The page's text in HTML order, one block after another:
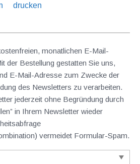
drucken
monatlichen E-Mail-
der Bestellung gestatten Sie uns,
E-Mail-Adresse zum Zwecke der
des Newsletters zu verarbeiten.
jederzeit ohne Begründung durch
in Ihrem Newsletter wieder
vermeidet Formular-Spam.